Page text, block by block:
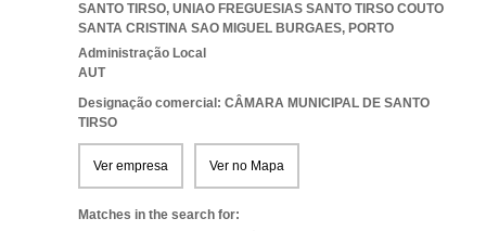
SANTO TIRSO, UNIAO FREGUESIAS SANTO TIRSO COUTO
SANTA CRISTINA SAO MIGUEL BURGAES, PORTO
Administração Local
AUT
Designação comercial: CÂMARA MUNICIPAL DE SANTO
TIRSO
Ver empresa Ver no Mapa
Matches in the search for: